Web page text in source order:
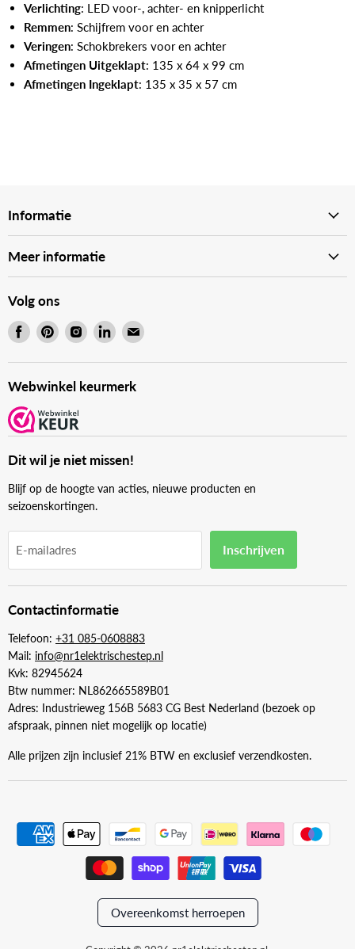
Verlichting: LED voor-, achter- en knipperlicht
Remmen: Schijfrem voor en achter
Veringen: Schokbrekers voor en achter
Afmetingen Uitgeklapt: 135 x 64 x 99 cm
Afmetingen Ingeklapt: 135 x 35 x 57 cm
Informatie
Meer informatie
Volg ons
Vind
ons
op
Facebook
Vind
ons
op
Pinterest
Vind
ons
op
Instagram
Vind
ons
op
LinkedIn
Vind
op
Webwinkel keurmerk
Dit wil je niet missen!
Blijf op de hoogte van acties, nieuwe producten en
seizoenskortingen.
E-mailadres Inschrijven
Contactinformatie
Telefoon: +31 085-0608883
Mail: info@nr1elektrischestep.nl
Kvk: 82945624
Btw nummer: NL862665589B01
Adres: Industrieweg 156B 5683 CG Best Nederland (bezoek op
afspraak, pinnen niet mogelijk op locatie)
Alle prijzen zijn inclusief 21% BTW en exclusief verzendkosten.
Overeenkomst herroepen